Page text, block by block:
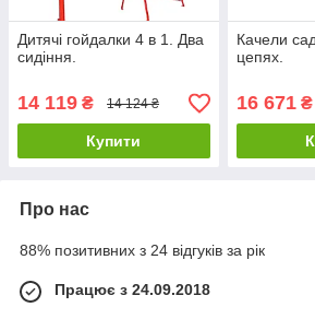
Дитячі гойдалки 4 в 1. Два
сидіння.
14 119 ₴ 14 124 ₴
Купити
Качели
цепях.
16 671₴
Про нас
88% позитивних з 24 відгуків за рік
Працює з 24.09.2018